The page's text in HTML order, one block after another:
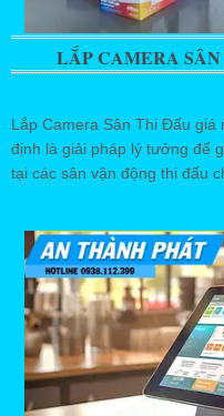
LẮP CAMERA
Lắp Camera Sân Thi Đấu giá
định là giải pháp lý tưởng để
tại các sân vận động thi đấu